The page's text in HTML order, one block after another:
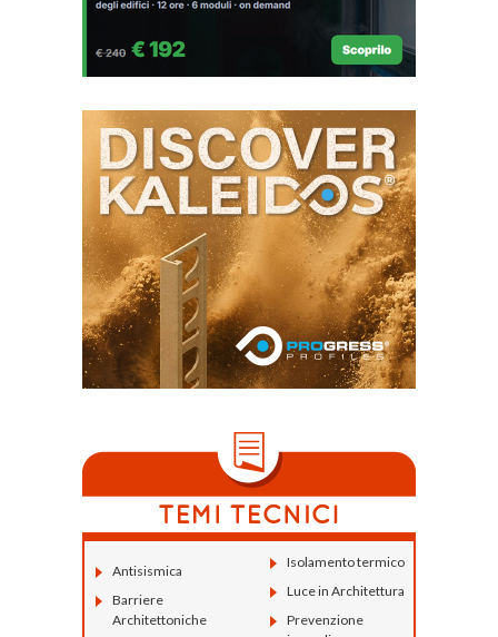
Antisismica
Barriere
Architettoniche
Isolamento termico
Luce in Architettura
Prevenzione